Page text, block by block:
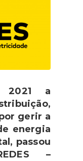
2021 a
gerir a
energia
passou
–